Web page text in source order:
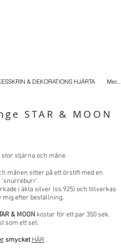
& DEKORATIONS HJÄRTA Mer...
STAR & MOON
stor stjärna och måne.
månen sitter på ett örstift med en
'snurreburr'.
i äkta silver (ss.925) och tillverkas
mig efter beställning.
& MOON kostar för ett par 350 sek.
som ett set.
smycket HÄR .